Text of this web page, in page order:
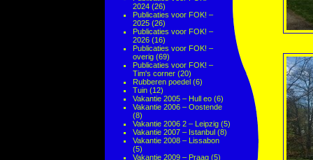
2024 (26)
Publicaties voor FOK! –
2025 (26)
Publicaties voor FOK! –
2026 (16)
Publicaties voor FOK! –
overig (69)
Publicaties voor FOK! –
Tim's corner (20)
Rubberen poedel (6)
Tuin (12)
Vakantie 2005 – Hull eo (6)
Vakantie 2006 – Oostende
(8)
Vakantie 2006 2 – Leipzig (5)
Vakantie 2007 – Istanbul (8)
Vakantie 2008 – Lissabon
(5)
Vakantie 2009 – Praag (5)